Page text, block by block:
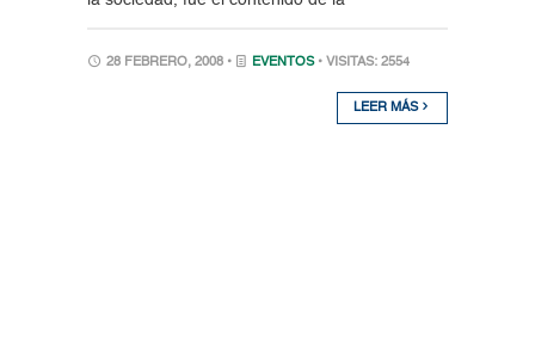
28 FEBRERO, 2008 • EVENTOS • VISITAS: 2554
LEER MÁS